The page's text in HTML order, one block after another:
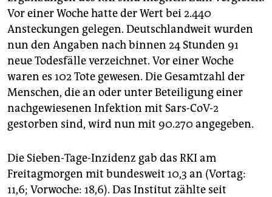
Vor einer Woche hatte der Wert bei 2.440
Ansteckungen gelegen. Deutschlandweit wurden
nun den Angaben nach binnen 24 Stunden 91
neue Todesfälle verzeichnet. Vor einer Woche
waren es 102 Tote gewesen. Die Gesamtzahl der
Menschen, die an oder unter Beteiligung einer
nachgewiesenen Infektion mit Sars-CoV-2
gestorben sind, wird nun mit 90.270 angegeben.
Die Sieben-Tage-Inzidenz gab das RKI am
Freitagmorgen mit bundesweit 10,3 an (Vortag:
11,6; Vorwoche: 18,6). Das Institut zählte seit